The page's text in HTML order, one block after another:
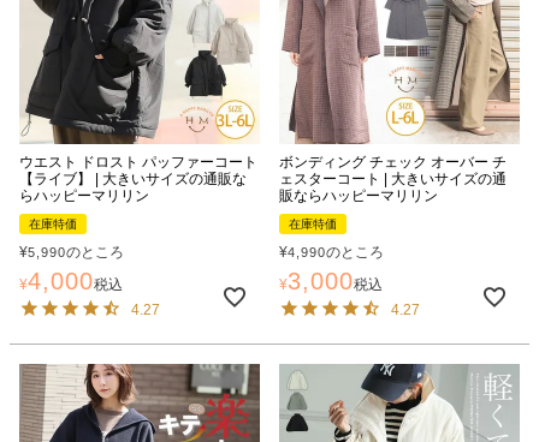
ウエスト ドロスト パッファーコート
【ライブ】 | 大きいサイズの通販な
らハッピーマリリン
在庫特価
¥5,990のところ
¥4,000税込
4.27
ボンディング チェック オーバー チ
ェスターコート | 大きいサイズの通
販ならハッピーマリリン
在庫特価
¥4,990のところ
¥3,000税込
4.27